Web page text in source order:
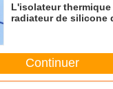
L'isolateur thermique
radiateur de silicone
Continuer